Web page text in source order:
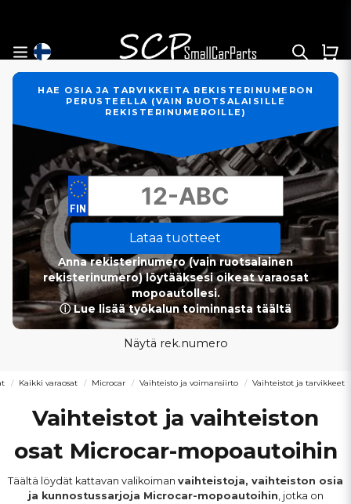
HAE OSIA JA TARVIKKEITA REKISTERINUMERON
PERUSTEELLA (VAIN RUOTSALAISILLE
REKISTERINUMEROILLE)
Lataa tuotteet
Anna rekisterinumero (vain ruotsalainen
rekisterinumero) löytääksesi oikeat varaosat
mopoautollesi.
ⓘ Lue lisää työkalun toiminnasta täältä
Näytä rek.numero
Kaikki varaosat Microcar Vaihteisto ja voimansiirto Vaihteistot ja tarvikkeet
Vaihteistot ja vaihteiston
osat Microcar-mopoautoihin
Täältä löydät kattavan valikoiman vaihteistoja, vaihteiston osia
ja kunnostussarjoja Microcar-mopoautoihin, jotka on